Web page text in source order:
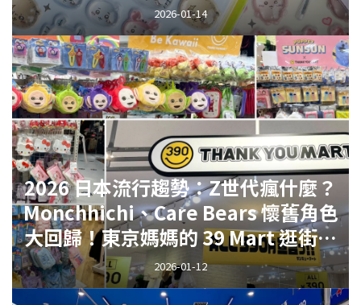
2026-01-14
2026 日本流行趨勢：Z世代瘋什麼？
Monchhichi、Care Bears 懷舊角色
大回歸！東京媽媽的 39 Mart 逛街實
錄
2026-01-12